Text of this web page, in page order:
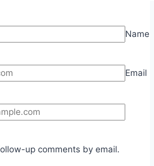
Name
Email
up comments by email.